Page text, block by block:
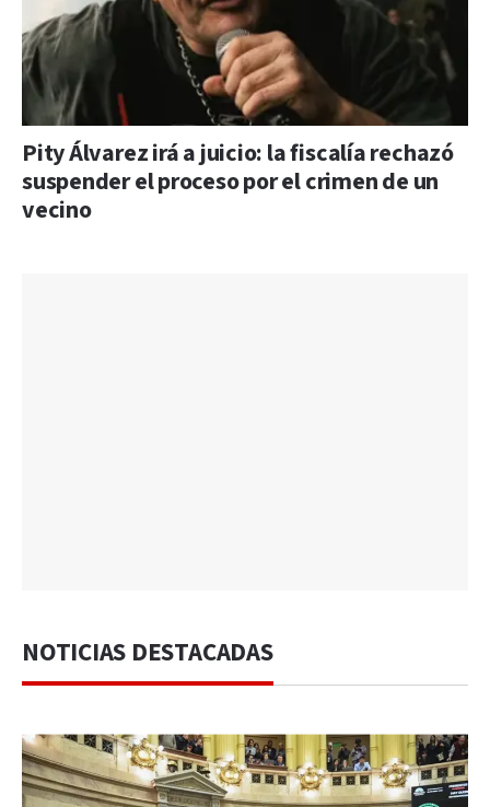
Pity Álvarez irá a juicio: la fiscalía rechazó
suspender el proceso por el crimen de un
vecino
NOTICIAS DESTACADAS